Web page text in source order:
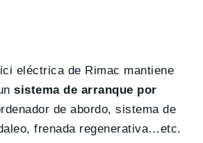
eléctrica de Rimac mantiene
sistema de arranque por
de abordo, sistema de
frenada regenerativa…etc.